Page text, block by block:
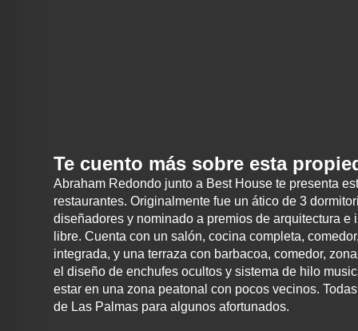
Te cuento más sobre esta
Abraham Redondo junto a Best House te presenta
restaurantes. Originalmente fue un ático de 3
diseñadores y nominado a premios de arquitectura e
libre. Cuenta con un salón, cocina completa,
integrada, y una terraza con barbacoa, comedor,
el diseño de enchufes ocultos y sistema de hilo
estar en una zona peatonal con pocos vecinos.
de Las Palmas para algunos afortunados.